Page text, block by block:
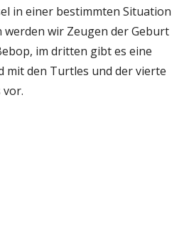
in einer bestimmten Situation
wir Zeugen der Geburt
im dritten gibt es eine
mit den Turtles und der vierte
vor.